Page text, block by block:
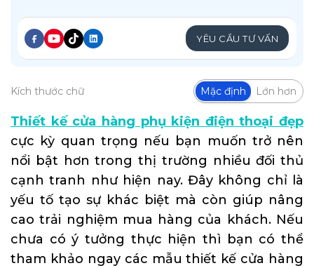
YÊU CẦU TƯ VẤN
Kích thước chữ Mặc định Lớn hơn
Thiết kế cửa hàng phụ kiện điện thoại đẹp
cực kỳ quan trọng nếu bạn muốn trở nên
nổi bật hơn trong thị trường nhiều đối thủ
cạnh tranh như hiện nay. Đây không chỉ là
yếu tố tạo sự khác biệt mà còn giúp nâng
cao trải nghiệm mua hàng của khách. Nếu
chưa có ý tưởng thực hiện thì bạn có thể
tham khảo ngay các mẫu thiết kế cửa hàng